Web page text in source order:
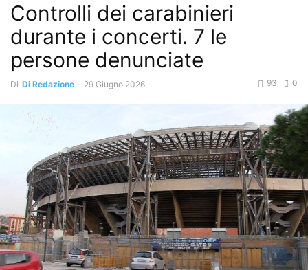
Controlli dei carabinieri
durante i concerti. 7 le
persone denunciate
Di Di Redazione - 29 Giugno 2026 0
93